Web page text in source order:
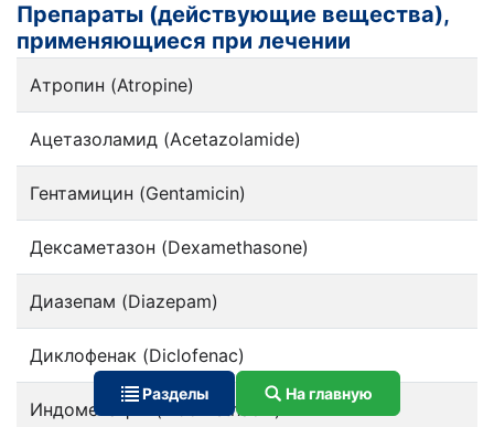
Препараты (действующие вещества),
применяющиеся при лечении
Атропин (Atropine)
Ацетазоламид (Acetazolamide)
Гентамицин (Gentamicin)
Дексаметазон (Dexamethasone)
Диазепам (Diazepam)
Диклофенак (Diclofenac)
Индометацин (Indomethacin)
Разделы На главную